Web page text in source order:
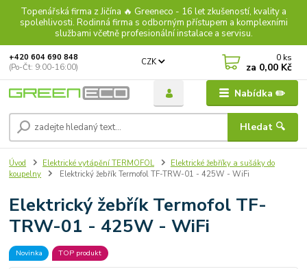
Topenářská firma z Jičína 🔥 Greeneco - 16 let zkušeností, kvality a
spolehlivosti. Rodinná firma s odborným přístupem a komplexními
službami včetně profesionální instalace a servisu.
Nabídka ✏️
CZK
Hledat 🔍
+420 604 690 848
(Po-Čt: 9:00-16:00)
0 ks
za 0,00 Kč
Úvod Elektrické vytápění TERMOFOL
Elektrické žebříky a sušáky do
koupelny
Elektrický žebřík Termofol TF-TRW-01 - 425W - WiFi
Elektrický žebřík Termofol TF-
TRW-01 - 425W - WiFi
Novinka TOP produkt